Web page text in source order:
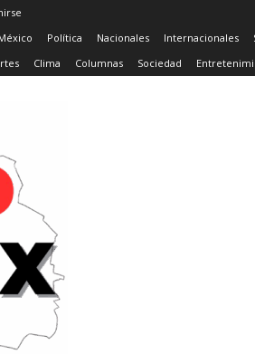
Política Nacionales Internacionales
Clima Columnas Sociedad